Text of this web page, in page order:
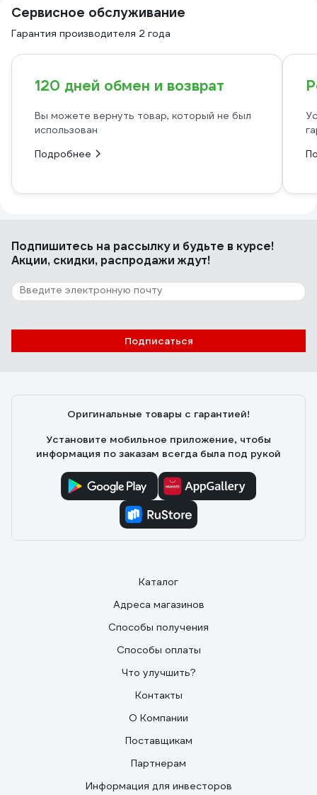
Сервисное обслуживание
Гарантия производителя 2 года
120 дней обмен и возврат
Вы можете вернуть товар, который не был
использован
Подробнее
Подпишитесь на рассылкуи будьте в курсе!
Акции, скидки, распродажи ждут!
Подписаться
Оригинальные товары с гарантией!
Установите мобильное приложение, чтобы
информация по заказам всегда была под рукой
Каталог
Адреса магазинов
Способы получения
Способы оплаты
Что улучшить?
Контакты
О Компании
Поставщикам
Партнерам
Информация для инвесторов